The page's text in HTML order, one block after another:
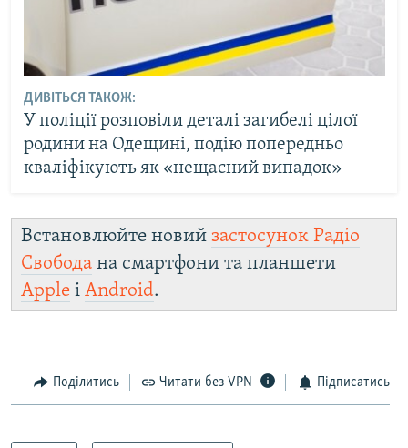
ДИВІТЬСЯ ТАКОЖ:
У поліції розповіли деталі загибелі цілої
родини на Одещині, подію попередньо
кваліфікують як «нещасний випадок»
Встановлюйте новий застосунок Радіо
Свобода на смартфони та планшети
Apple і Android.
Поділитись Читати без VPN Підписатись